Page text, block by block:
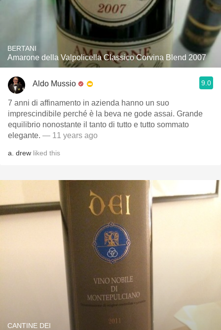
BERTANI
Amarone della Valpolicella Classico Corvina Blend 2007
Aldo Mussio 9.0
7 anni di affinamento in azienda hanno un suo
imprescindibile perché è la beva ne gode assai. Grande
equilibrio nonostante il tanto di tutto e tutto sommato
elegante. — 11 years ago
a. drew liked this
CANTINE DEI